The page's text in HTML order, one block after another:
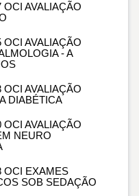
OCI AVALIAÇÃO
OCI AVALIAÇÃO
- A
OCI AVALIAÇÃO
DIABÉTICA
OCI AVALIAÇÃO
NEURO
OCI EXAMES
SOB SEDAÇÃO